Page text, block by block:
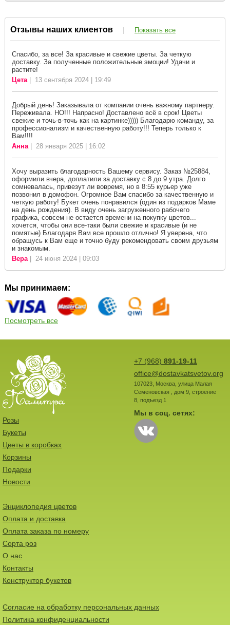
Отзывы наших клиентов | Показать все
Спасибо, за все! За красивые и свежие цветы. За четкую
доставку. За полученные положительные эмоции! Удачи и
растите!
Цета| 13 сентября 2024 | 19:49
Добрый день! Заказывала от компании очень важному партнеру.
Переживала. НО!!! Напрасно! Доставлено всё в срок! Цветы
свежие и точь-в-точь как на картинке))))) Благодарю команду, за
профессионализм и качественную работу!!! Теперь только к
Вам!!!!
Анна| 28 января 2025 | 16:02
Хочу выразить благодарность Вашему сервису. Заказ №25884,
оформили вчера, доплатили за доставку с 8 до 9 утра. Долго
сомневалась, привезут ли вовремя, но в 8:55 курьер уже
позвонил в домофон. Огромное Вам спасибо за качественную и
четкую работу! Букет очень понравился (один из подарков Маме
на день рождения). В виду очень загруженного рабочего
графика, совсем не остается времени на покупку цветов...
хочется, чтобы они все-таки были свежие и красивые (и не
помятые) Благодаря Вам все прошло отлично! Я уверена, что
обращусь к Вам еще и точно буду рекомендовать своим друзьям
и знакомым.
Вера| 24 июня 2024 | 09:03
Мы принимаем:
Посмотреть все
+7 (968) 891-19-11
office@dostavkatsvetov.org
107023, Москва, улица Малая
Семеновская , дом 9, строение
8, подъезд 1
Мы в соц. сетях:
Розы
Букеты
Цветы в коробках
Корзины
Подарки
Новости
Энциклопедия цветов
Оплата и доставка
Оплата заказа по номеру
Сорта роз
О нас
Контакты
Конструктор букетов
Согласие на обработку персональных данных
Политика конфиденциальности